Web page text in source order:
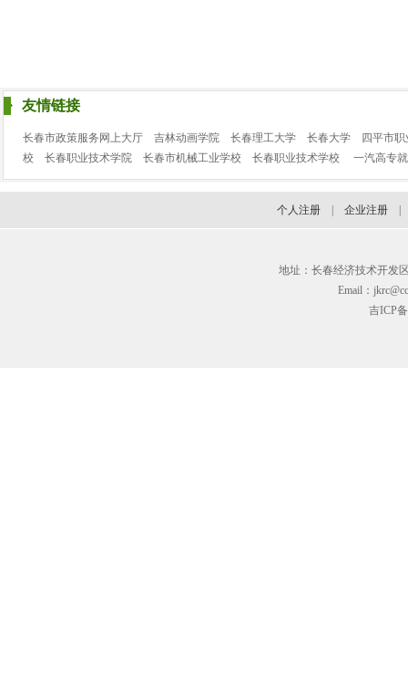
友情链接
长春市政策服务网上大厅 吉林动画学院 长春理工大学 长春大学
四平市
校
长春职业技术学院 长春市机械工业学校 长春职业技术学校 一汽高专
个人注册 企业注册
地址：长春经济技术开发
Email：
吉ICP